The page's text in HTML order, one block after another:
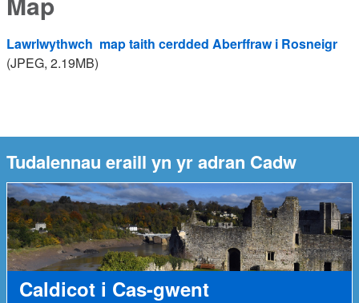
Lawrlwythwch map taith cerdded Aberffraw i Rosneigr
(JPEG, 2.19MB)
Tudalennau eraill yn yr adran Cadw
Caldicot i Cas-gwent